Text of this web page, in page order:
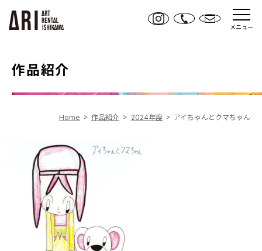
メニュー
作品紹介
Home 作品紹介 2024年度 アイちゃんとクマちゃん